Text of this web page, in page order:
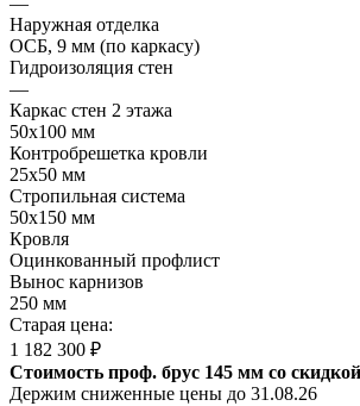
Наружная отделка
ОСБ, 9 мм (по каркасу)
Гидроизоляция стен
—
Каркас стен 2 этажа
50х100 мм
Контробрешетка кровли
25х50 мм
Стропильная система
50х150 мм
Кровля
Оцинкованный профлист
Вынос карнизов
250 мм
Старая цена:
1 182 300 ₽
Стоимость проф. брус 145 мм со
Держим сниженные цены до 31.08.26